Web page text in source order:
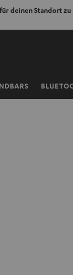
deinen Standort zu